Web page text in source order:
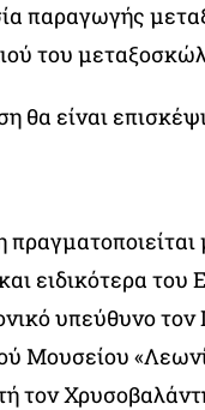
παραγωγής
του
θα είναι
ειδικότερα του
υπεύθυνο
Μουσείου
τον